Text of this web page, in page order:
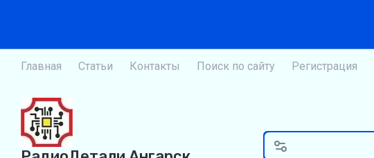
Главная Статьи Контакты Поиск по сайту Регистрация